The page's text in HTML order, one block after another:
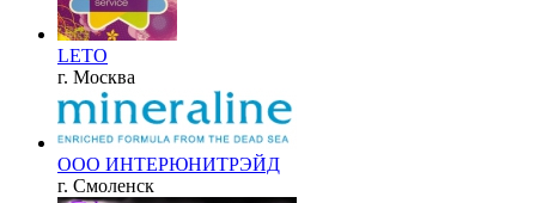
LETO
г. Москва
ООО ИНТЕРЮНИТРЭЙД
г. Смоленск